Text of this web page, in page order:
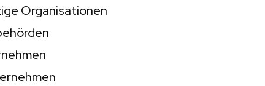
Organisationen